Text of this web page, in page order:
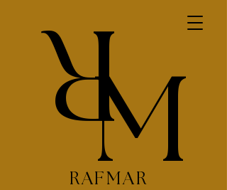
RM
RAFMAR